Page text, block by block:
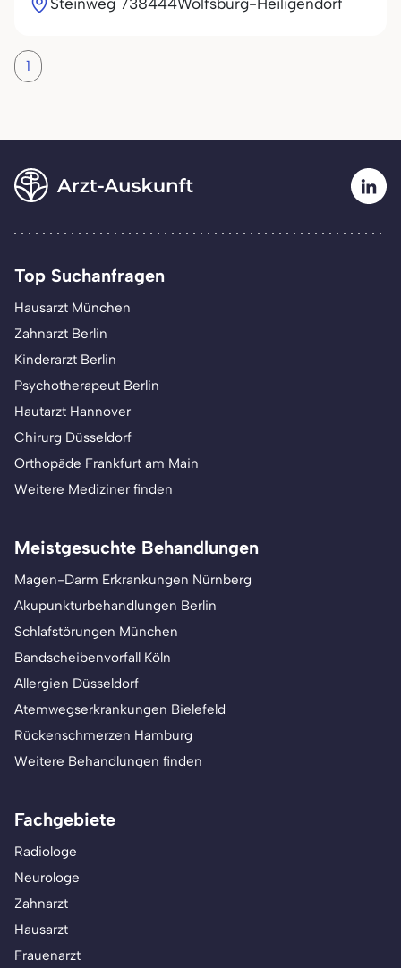
Steinweg 738444Wolfsburg-Heiligendorf
1
Top Suchanfragen
Hausarzt München
Zahnarzt Berlin
Kinderarzt Berlin
Psychotherapeut Berlin
Hautarzt Hannover
Chirurg Düsseldorf
Orthopäde Frankfurt am Main
Weitere Mediziner finden
Meistgesuchte Behandlungen
Magen-Darm Erkrankungen Nürnberg
Akupunkturbehandlungen Berlin
Schlafstörungen München
Bandscheibenvorfall Köln
Allergien Düsseldorf
Atemwegserkrankungen Bielefeld
Rückenschmerzen Hamburg
Weitere Behandlungen finden
Fachgebiete
Radiologe
Neurologe
Zahnarzt
Hausarzt
Frauenarzt